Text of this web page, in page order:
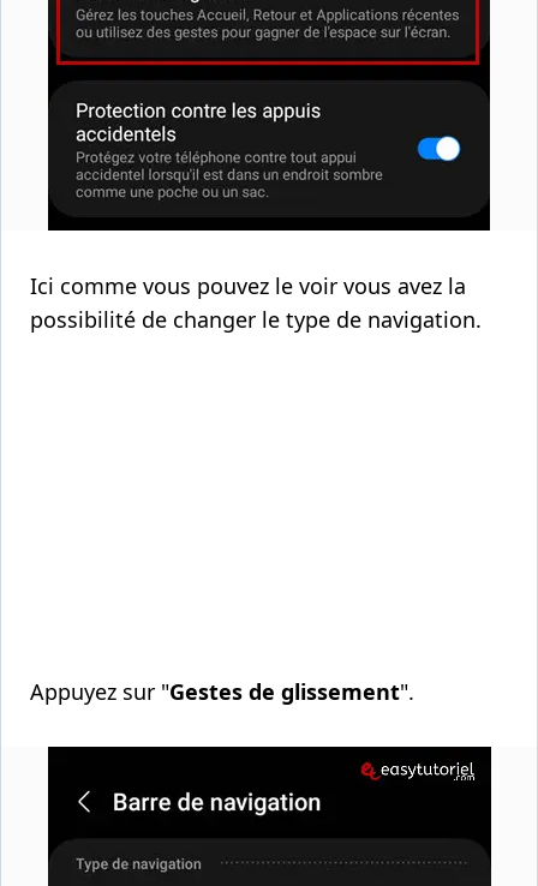
Ici comme vous pouvez le voir vous avez la
possibilité de changer le type de navigation.
Appuyez sur "Gestes de glissement".